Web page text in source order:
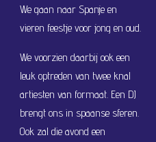
We gaan naar Spanje en
vieren feestje voor jong en oud.
We voorzien daarbij ook een
leuk optreden van twee knal
artiesten van formaat. Een DJ
brengt ons in spaanse sferen.
Ook zal die avond een